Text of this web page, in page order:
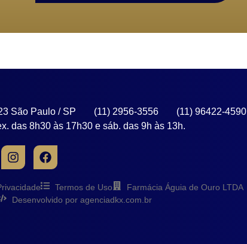
São Paulo / SP (11) 2956-3556
(11) 96422-4590
das 8h30 às 17h30 e sáb. das 9h às 13h.
Termos de Uso
Farmácia Águia de Ouro LTDA
Desenvolvido por agenciadkx.com.br